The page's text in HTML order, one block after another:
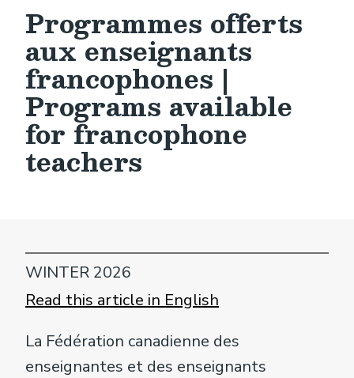
Programmes offerts
aux enseignants
francophones |
Programs available
for francophone
teachers
Read this article in English
La Fédération canadienne des
enseignantes et des enseignants
WINTER 2026